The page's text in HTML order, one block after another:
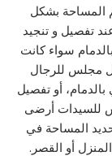
المساحة بشكل
تفصيل و تنجيد
سواء كانت
مجلس للرجال
أو تفصيل
للسيدات أرضى
المساحة في
أو القصر.